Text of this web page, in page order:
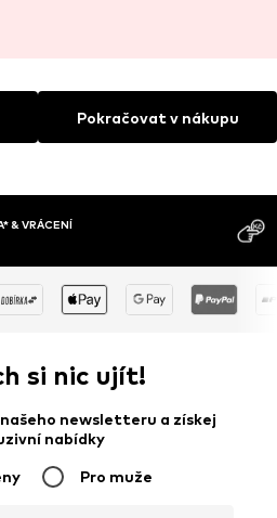
Pokračovat v nákupu
& VRÁCENÍ
si nic ujít!
newsletteru a získej
nabídky
Pro muže